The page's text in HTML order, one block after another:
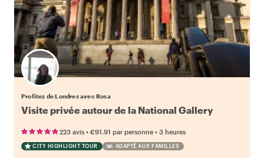
Profitez de Londres avec Rosa
Visite privée autour de la National Gallery
223 avis • €91.91 par personne • 3 heures
CITY HIGHLIGHT TOUR ADAPTÉ AUX FAMILLES